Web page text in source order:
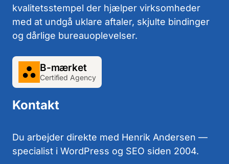
kvalitetsstempel der hjælper virksomheder
med at undgå uklare aftaler, skjulte bindinger
og dårlige bureauoplevelser.
B-mærket
Certified Agency
Kontakt
Du arbejder direkte med Henrik Andersen —
specialist i WordPress og SEO siden 2004.